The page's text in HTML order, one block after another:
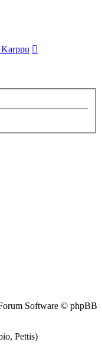
Software © phpBB
Pettis)